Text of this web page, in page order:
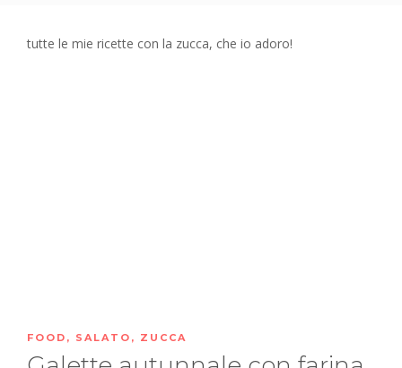
tutte le mie ricette con la zucca, che io adoro!
FOOD , SALATO , ZUCCA